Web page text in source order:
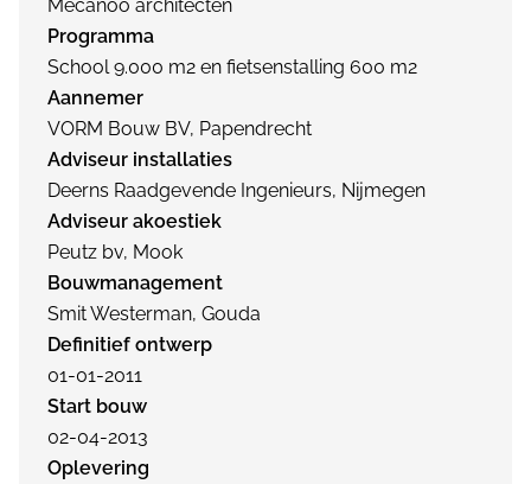
Mecanoo architecten
Programma
School 9.000 m2 en fietsenstalling 600 m2
Aannemer
VORM Bouw BV, Papendrecht
Adviseur installaties
Deerns Raadgevende Ingenieurs, Nijmegen
Adviseur akoestiek
Peutz bv, Mook
Bouwmanagement
Smit Westerman, Gouda
Definitief ontwerp
01-01-2011
Start bouw
02-04-2013
Oplevering